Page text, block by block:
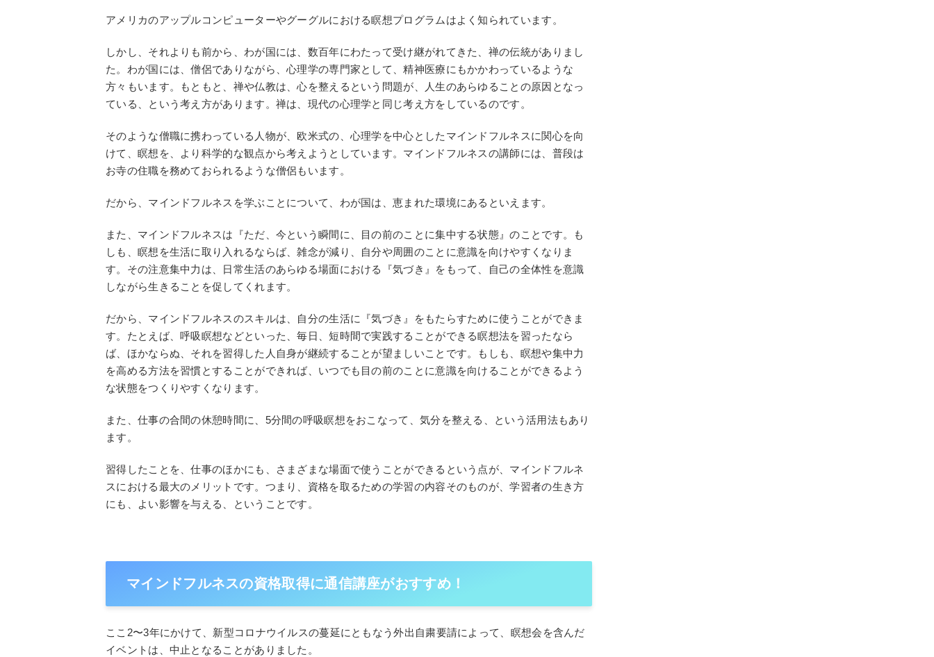
アメリカのアップルコンピューターやグーグルにおける瞑想プログラムはよく知られています。
しかし、それよりも前から、わが国には、数百年にわたって受け継がれてきた、禅の伝統がありまし
た。わが国には、僧侶でありながら、心理学の専門家として、精神医療にもかかわっているような
方々もいます。もともと、禅や仏教は、心を整えるという問題が、人生のあらゆることの原因となっ
ている、という考え方があります。禅は、現代の心理学と同じ考え方をしているのです。
そのような僧職に携わっている人物が、欧米式の、心理学を中心としたマインドフルネスに関心を向
けて、瞑想を、より科学的な観点から考えようとしています。マインドフルネスの講師には、普段は
お寺の住職を務めておられるような僧侶もいます。
だから、マインドフルネスを学ぶことについて、わが国は、恵まれた環境にあるといえます。
また、マインドフルネスは『ただ、今という瞬間に、目の前のことに集中する状態』のことです。も
しも、瞑想を生活に取り入れるならば、雑念が減り、自分や周囲のことに意識を向けやすくなりま
す。その注意集中力は、日常生活のあらゆる場面における『気づき』をもって、自己の全体性を意識
しながら生きることを促してくれます。
だから、マインドフルネスのスキルは、自分の生活に『気づき』をもたらすために使うことができま
す。たとえば、呼吸瞑想などといった、毎日、短時間で実践することができる瞑想法を習ったなら
ば、ほかならぬ、それを習得した人自身が継続することが望ましいことです。もしも、瞑想や集中力
を高める方法を習慣とすることができれば、いつでも目の前のことに意識を向けることができるよう
な状態をつくりやすくなります。
また、仕事の合間の休憩時間に、5分間の呼吸瞑想をおこなって、気分を整える、という活用法もあり
ます。
習得したことを、仕事のほかにも、さまざまな場面で使うことができるという点が、マインドフルネ
スにおける最大のメリットです。つまり、資格を取るための学習の内容そのものが、学習者の生き方
にも、よい影響を与える、ということです。
マインドフルネスの資格取得に通信講座がおすすめ！
ここ2〜3年にかけて、新型コロナウイルスの蔓延にともなう外出自粛要請によって、瞑想会を含んだ
イベントは、中止となることがありました。